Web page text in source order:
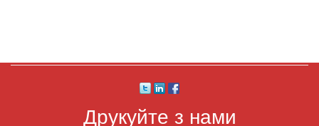
Друкуйте з нами